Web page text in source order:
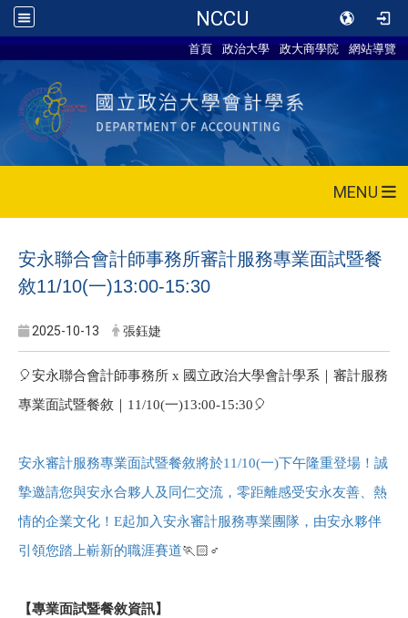
NCCU
首頁 政治大學 政大商學院 網站導覽
MENU
安永聯合會計師事務所審計服務專業面試暨餐
敘11/10(一)13:00-15:30
2025-10-13 張鈺婕
🎈安永聯合會計師事務所 x 國立政治大學會計學系｜審計服務
專業面試暨餐敘｜11/10(一)13:00-15:30🎈
安永審計服務專業面試暨餐敘將於11/10(一)下午隆重登場！誠
摯邀請您與安永合夥人及同仁交流，零距離感受安永友善、熱
情的企業文化！E起加入安永審計服務專業團隊，由安永夥伴
引領您踏上嶄新的職涯賽道🏃🏻 ♂️
【專業面試暨餐敘資訊】